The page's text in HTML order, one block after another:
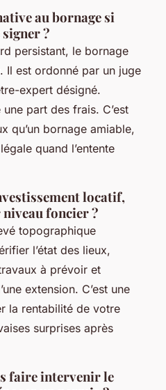
au bornage si
?
persistant, le bornage
Il est ordonné par un juge
expert désigné.
part des frais. C’est
qu’un bornage amiable,
quand l’entente
locatif,
foncier ?
topographique
l’état des lieux,
à prévoir et
extension. C’est une
la rentabilité de votre
surprises après
faire intervenir le